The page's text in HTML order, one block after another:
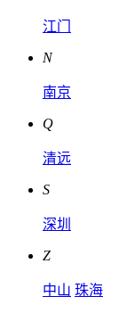
江门
N
南京
Q
清远
S
深圳
Z
中山 珠海